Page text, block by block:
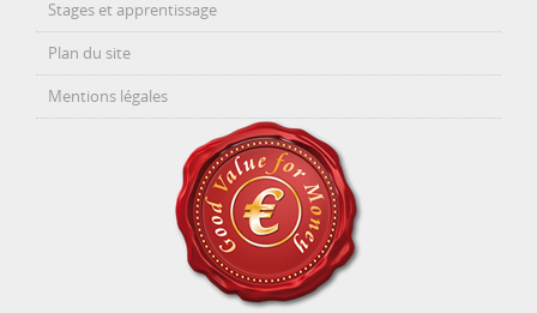
Stages et apprentissage
Plan du site
Mentions légales